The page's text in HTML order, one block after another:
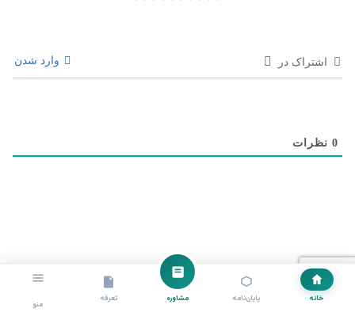
خانه پایان‌نامه مشاوره تعرفه
منو
اشتراک در وارد شدن
0 نظرات